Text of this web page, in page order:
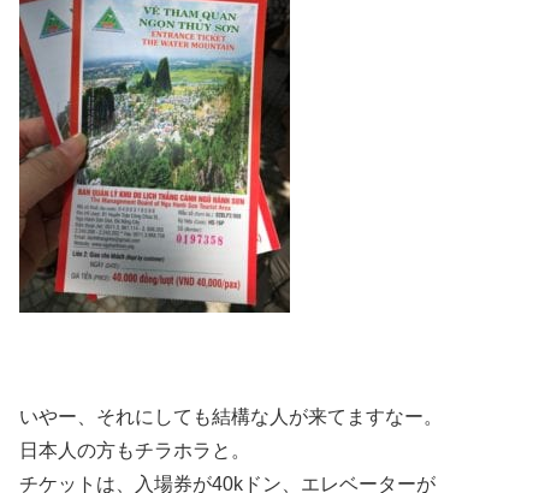
いやー、それにしても結構な人が来てますなー。
日本人の方もチラホラと。
チケットは、入場券が40kドン、エレベーターが